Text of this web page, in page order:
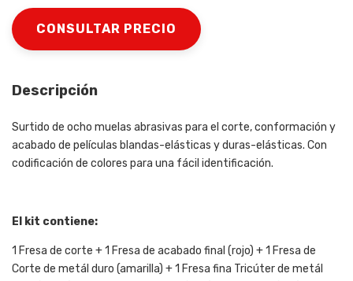
Descripción
Surtido de ocho muelas abrasivas para el corte, conformación y
acabado de películas blandas-elásticas y duras-elásticas. Con
codificación de colores para una fácil identificación.
El kit contiene:
1 Fresa de corte + 1 Fresa de acabado final (rojo) + 1 Fresa de
Corte de metál duro (amarilla) + 1 Fresa fina Tricúter de metál